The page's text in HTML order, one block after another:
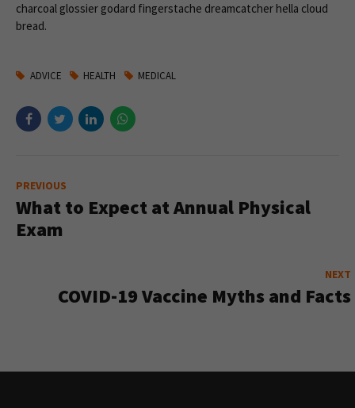
charcoal glossier godard fingerstache dreamcatcher hella cloud
bread.
ADVICE HEALTH MEDICAL
PREVIOUS
What to Expect at Annual Physical
Exam
NEXT
COVID-19 Vaccine Myths and Facts